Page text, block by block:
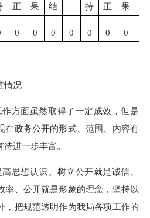
正
果
结
持
正
果
0 0 0 0 0 0 0
情况
方面虽然取得了一定成效，但是
在政务公开的形式、范围、内容有
进一步丰富。
思想认识。树立公开就是诚信、
率、公开就是形象的理念，坚持以
，把规范透明作为我局各项工作的